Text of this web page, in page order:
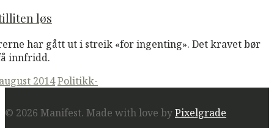
løs
har gått ut i streik «for ingenting». Det kravet bør
innfridd.
2014Politikk-
© 2026 Manifest. Made with love byPixelgrade